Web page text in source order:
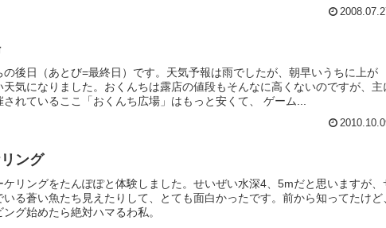
の後日（あとび=最終日）です。天気予報は雨でしたが、朝早いうちに上が
天気になりました。おくんちは露店の値段もそんなに高くないのですが、主
れているここ「おくんち広場」はもっと安くて、 ゲーム...
ング
ケリングをたんぽぽと体験しました。せいぜい水深4、5mだと思いますが、
いる蒼い魚たち見えたりして、とても面白かったです。前から知ってたけど
グ始めたら絶対ハマるわ私。